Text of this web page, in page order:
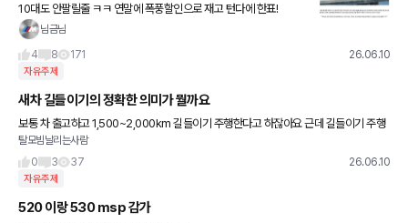
10대도 안팔릴줄 ㅋㅋ 연말에 폭풍할인으로 재고 턴다에 한표!
님금님
4
8 171 26.06.10
자유주제
새차 길들이기의 정확한 의미가 뭘까요
보통 차 출고하고 1,500~2,000km 길들이기 주행한다고 하잖아요 근데 길들이기 주행
이라는게 스포츠 모드를 안쓰고 주행하는 건지, 아니면 특정 속도 이상으로 주행을 안하는
건지, 아니면 다른
탈모빔날리는사람
0
3 37 26.06.10
자유주제
520 이랑 530 msp 감가